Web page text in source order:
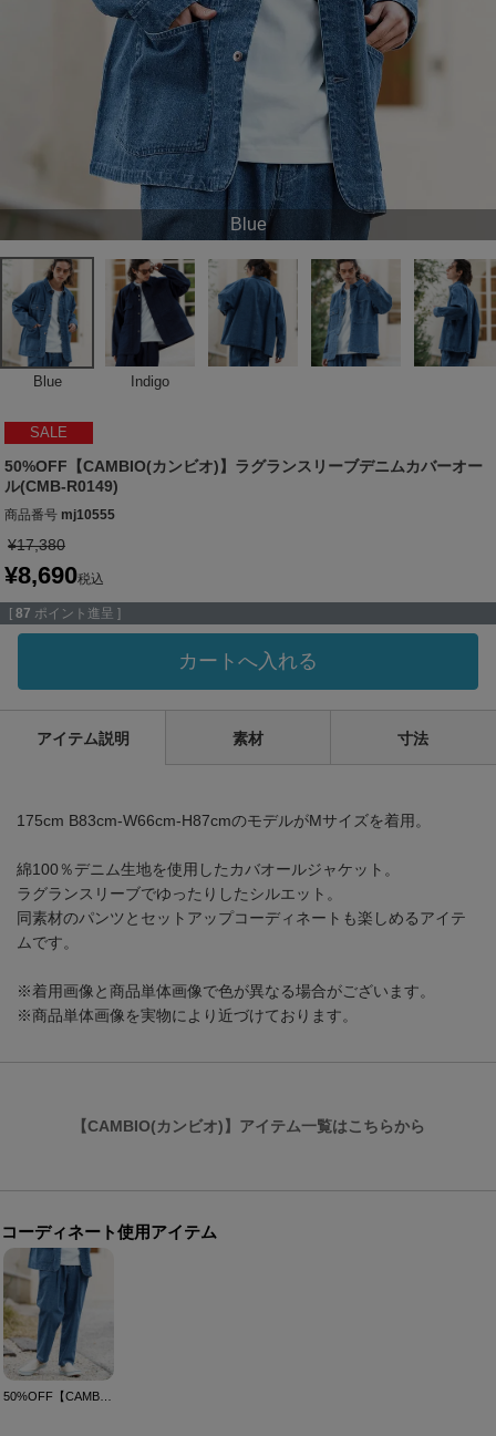
Blue
Blue Indigo
SALE
50%OFF【CAMBIO(カンビオ)】ラグランスリーブデニムカバーオー
ル(CMB-R0149)
商品番号 mj10555
¥17,380
¥8,690税込
[ 87 ポイント進呈 ]
カートへ入れる
アイテム説明 素材 寸法
175cm B83cm-W66cm-H87cmのモデルがMサイズを着用。
綿100％デニム生地を使用したカバオールジャケット。
ラグランスリーブでゆったりしたシルエット。
同素材のパンツとセットアップコーディネートも楽しめるアイテ
ムです。
※着用画像と商品単体画像で色が異なる場合がございます。
※商品単体画像を実物により近づけております。
【CAMBIO(カンビオ)】アイテム一覧はこちらから
コーディネート使用アイテム